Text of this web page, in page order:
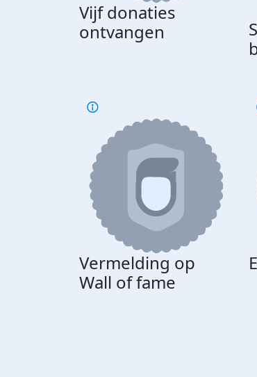
Vijf donaties
ontvangen
Vermelding op
Wall of fame